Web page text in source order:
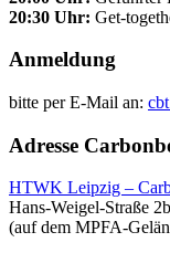
20:30 Uhr: Get-
Anmeldung
bitte per E-Mail an:
Adresse
HTWK Leipzig –
Hans-Weigel-Straße
(auf dem MPFA-